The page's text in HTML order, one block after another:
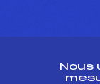
ESPACE
Nous